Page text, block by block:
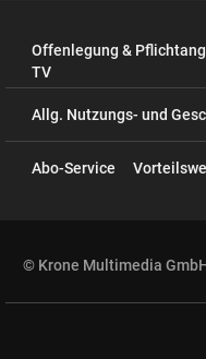
Offenlegung &
TV
Allg. Nutzungs- und
Abo-Service
© Krone Multimedia